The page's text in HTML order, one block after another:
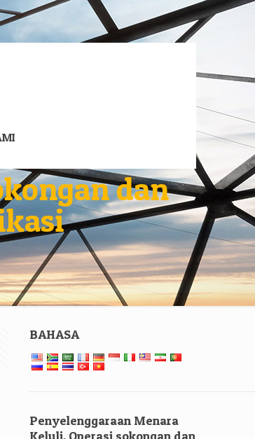
dan
BAHASA
Penyelenggaraan Menara
Keluli, Operasi sokongan dan